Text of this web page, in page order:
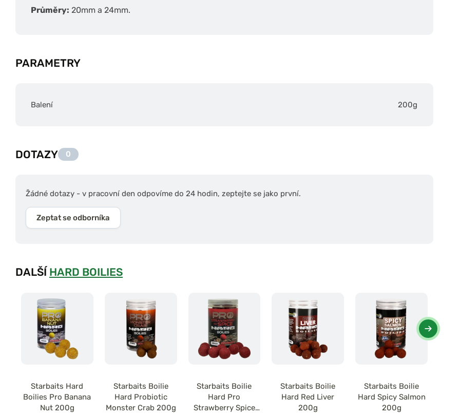
Průměry: 20mm a 24mm.
PARAMETRY
Balení 200g
DOTAZY 0
Žádné dotazy - v pracovní den odpovíme do 24 hodin, zeptejte se jako první.
Zeptat se odborníka
DALŠÍ HARD BOILIES
Starbaits Hard
Boilies Pro Banana
Nut 200g
Starbaits Boilie
Hard Probiotic
Monster Crab 200g
Starbaits Boilie
Hard Pro
Strawberry Spice
Starbaits Boilie
Hard Red Liver
200g
Starbaits Boilie
Hard Spicy Salmon
200g